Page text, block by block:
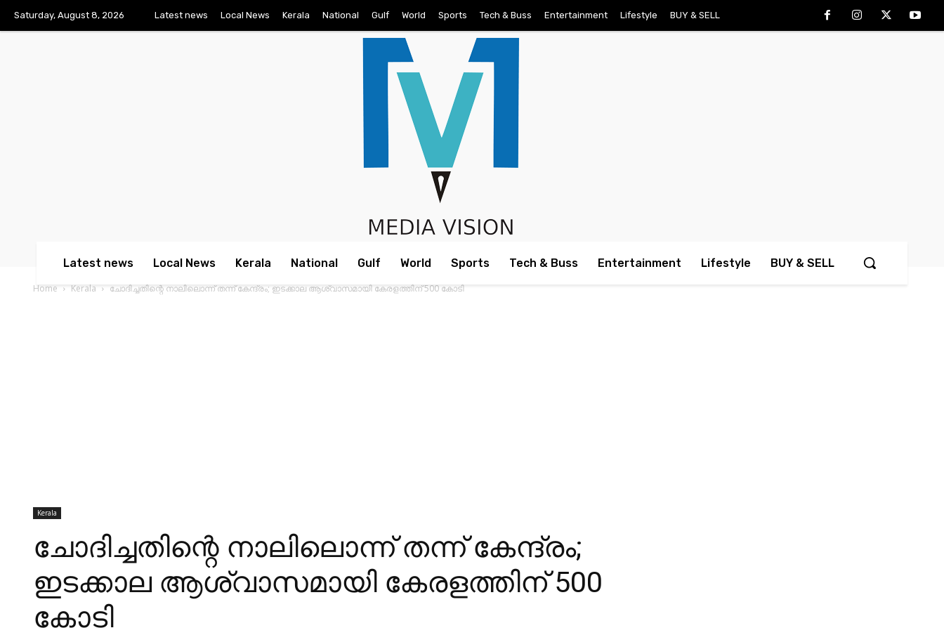
Saturday, August 8, 2026 Latest news Local News Kerala National Gulf World Sports Tech & Buss Entertainment Lifestyle BUY & SELL
Latest news Local News Kerala National Gulf World Sports Tech & Buss Entertainment Lifestyle BUY & SELL
Home Kerala ചോദിച്ചതിന്റെ നാലിലൊന്ന് തന്ന് കേന്ദ്രം; ഇടക്കാല ആശ്വാസമായി കേരളത്തിന് 500 കോടി
Kerala
ചോദിച്ചതിന്റെ നാലിലൊന്ന് തന്ന് കേന്ദ്രം;
ഇടക്കാല ആശ്വാസമായി കേരളത്തിന് 500
കോടി